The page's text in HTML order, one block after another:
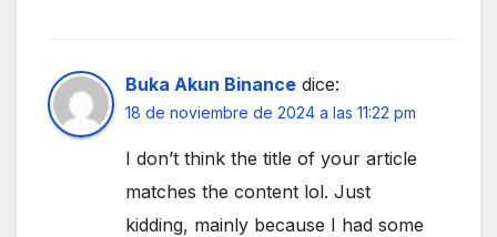
Buka Akun Binance dice:
18 de noviembre de 2024 a las 11:22 pm
I don’t think the title of your article
matches the content lol. Just
kidding, mainly because I had some